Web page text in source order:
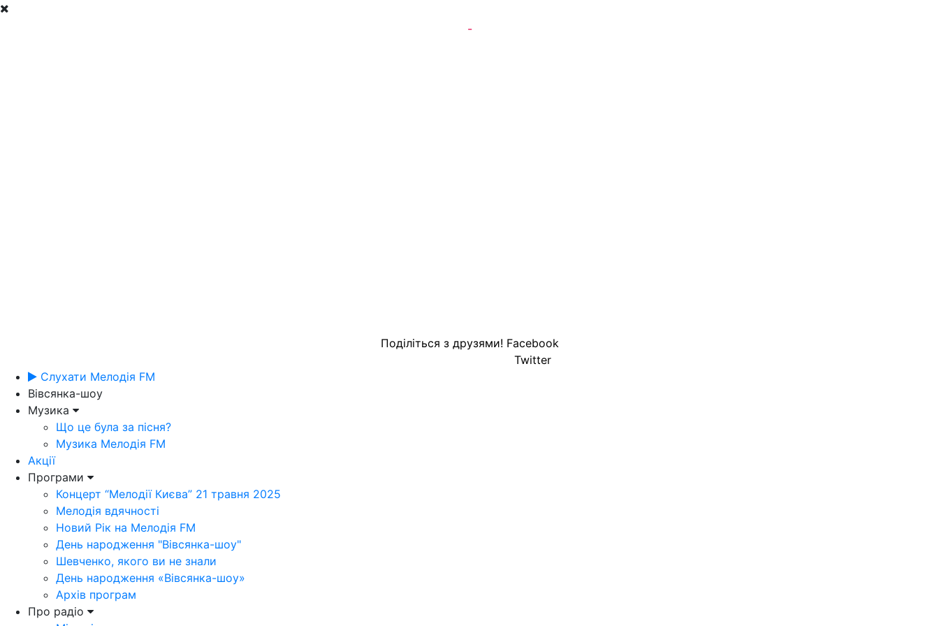
-
Поділіться з друзями! Facebook
Twitter
Слухати Мелодія FM
Вівсянка-шоу
Музика
Що це була за пісня?
Музика Мелодія FM
Акції
Програми
Концерт “Мелодії Києва” 21 травня 2025
Мелодія вдячності
Новий Рік на Мелодія FM
День народження "Вівсянка-шоу"
Шевченко, якого ви не знали
День народження «Вівсянка-шоу»
Архів програм
Про радіо